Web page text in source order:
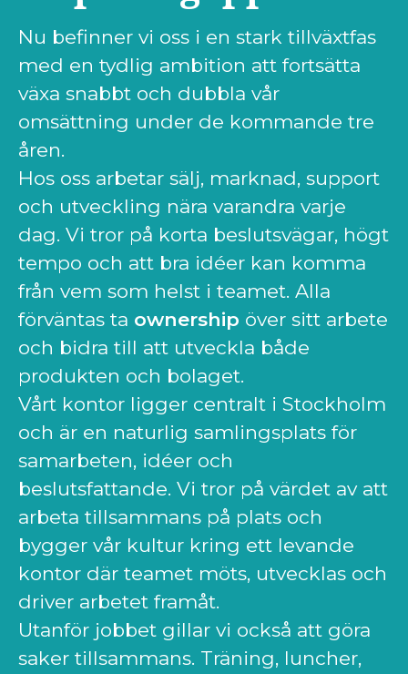
Nu befinner vi oss i en stark tillväxtfas
med en tydlig ambition att fortsätta
växa snabbt och dubbla vår
omsättning under de kommande tre
åren.
Hos oss arbetar sälj, marknad, support
och utveckling nära varandra varje
dag. Vi tror på korta beslutsvägar, högt
tempo och att bra idéer kan komma
från vem som helst i teamet. Alla
förväntas ta ownership över sitt arbete
och bidra till att utveckla både
produkten och bolaget.
Vårt kontor ligger centralt i Stockholm
och är en naturlig samlingsplats för
samarbeten, idéer och
beslutsfattande. Vi tror på värdet av att
arbeta tillsammans på plats och
bygger vår kultur kring ett levande
kontor där teamet möts, utvecklas och
driver arbetet framåt.
Utanför jobbet gillar vi också att göra
saker tillsammans. Träning, luncher,